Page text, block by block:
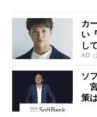
カ
い
して
AD（
ソ
宮
策